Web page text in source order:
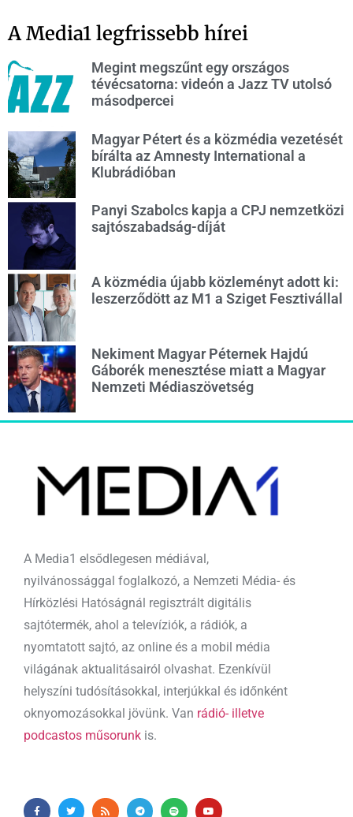
A Media1 legfrissebb hírei
Megint megszűnt egy országos
tévécsatorna: videón a Jazz TV utolsó
másodpercei
Magyar Pétert és a közmédia vezetését
bírálta az Amnesty International a
Klubrádióban
Panyi Szabolcs kapja a CPJ nemzetközi
sajtószabadság-díját
A közmédia újabb közleményt adott ki:
leszerződött az M1 a Sziget Fesztivállal
Nekiment Magyar Péternek Hajdú
Gáborék menesztése miatt a Magyar
Nemzeti Médiaszövetség
A Media1 elsődlegesen médiával,
nyilvánossággal foglalkozó, a Nemzeti Média- és
Hírközlési Hatóságnál regisztrált digitális
sajtótermék, ahol a televíziók, a rádiók, a
nyomtatott sajtó, az online és a mobil média
világának aktualitásairól olvashat. Ezenkívül
helyszíni tudósításokkal, interjúkkal és időnként
oknyomozásokkal jövünk. Van rádió- illetve
podcastos műsorunk is.